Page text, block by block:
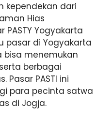
kependekan dari
Hias
PASTY Yogyakarta
pasar di Yogyakarta
menemukan
berbagai
PASTI ini
para pecinta satwa
di Jogja.